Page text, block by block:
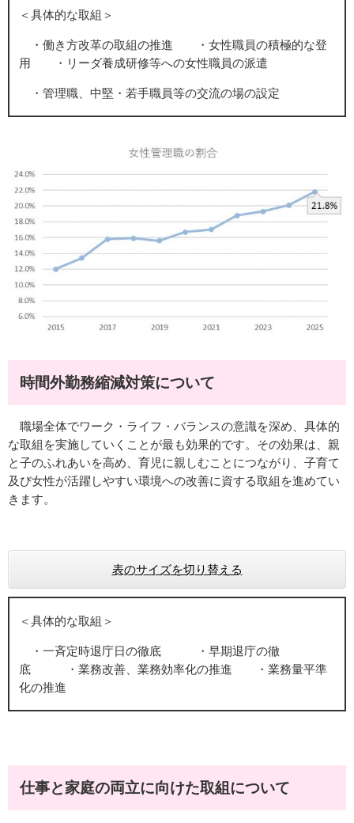
＜具体的な取組＞
・働き方改革の取組の推進 ・女性職員の積極的な登
用 ・リーダ養成研修等への女性職員の派遣
・管理職、中堅・若手職員等の交流の場の設定
時間外勤務縮減対策について
職場全体でワーク・ライフ・バランスの意識を深め、具体的
な取組を実施していくことが最も効果的です。その効果は、親
と子のふれあいを高め、育児に親しむことにつながり、子育て
及び女性が活躍しやすい環境への改善に資する取組を進めてい
きます。
表のサイズを切り替える
＜具体的な取組＞
・一斉定時退庁日の徹底 ・早期退庁の徹
底 ・業務改善、業務効率化の推進 ・業務量平準
化の推進
仕事と家庭の両立に向けた取組について